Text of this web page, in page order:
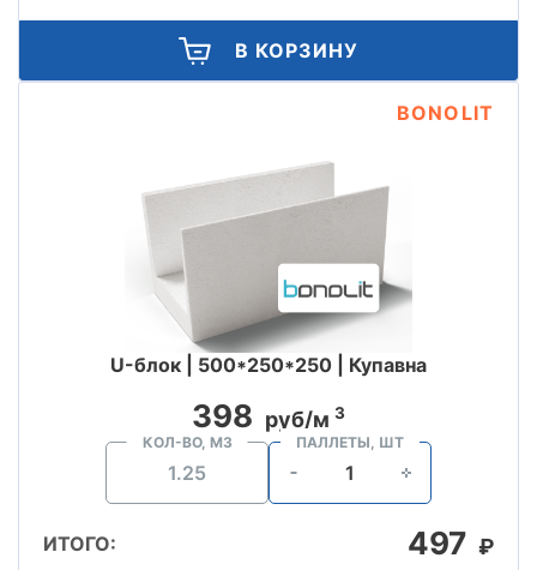
В КОРЗИНУ
BONOLIT
U-блок | 500*250*250 | Купавна
398 руб/м 3
КОЛ-ВО, М3 ПАЛЛЕТЫ, ШТ
ИТОГО: 497 ₽